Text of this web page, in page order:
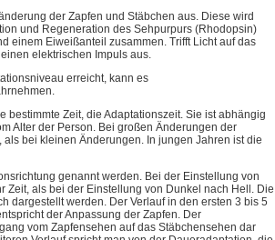
der Zapfen und Stäbchen aus. Diese wird
und Regeneration des Sehpurpurs (Rhodopsin)
einem Eiweißanteil zusammen. Trifft Licht auf das
elektrischen Impuls aus.
erreicht, kann es
bestimmte Zeit, die Adaptationszeit. Sie ist abhängig
Alter der Person. Bei großen Änderungen der
bei kleinen Änderungen. In jungen Jahren ist die
genannt werden. Bei der Einstellung von
Zeit, als bei der Einstellung von Dunkel nach Hell. Die
dargestellt werden. Der Verlauf in den ersten 3 bis 5
der Anpassung der Zapfen. Der
vom Zapfensehen auf das Stäbchensehen dar